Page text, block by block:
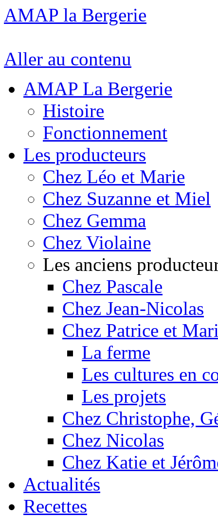
AMAP la Bergerie
Aller au contenu
AMAP La Bergerie
Histoire
Fonctionnement
Les producteurs
Chez Léo et Marie
Chez Suzanne et Miel
Chez Gemma
Chez Violaine
Les anciens
Chez Pascale
Chez Jean-Nicolas
Chez Patrice et
La ferme
Les cultures en
Les projets
Chez Christophe,
Chez Nicolas
Chez Katie et
Actualités
Recettes